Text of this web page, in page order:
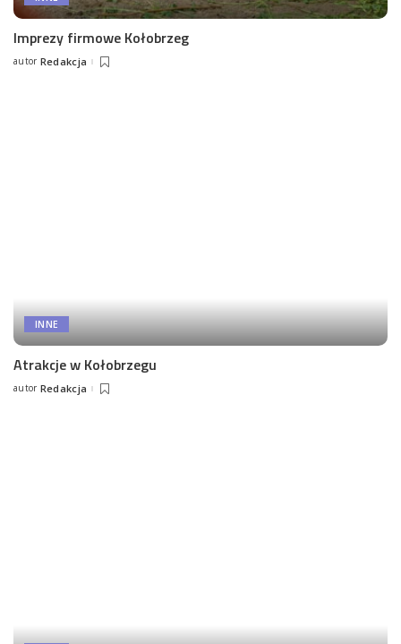
Imprezy firmowe Kołobrzeg
Posted
autor Redakcja
INNE
Atrakcje w Kołobrzegu
Posted
autor Redakcja